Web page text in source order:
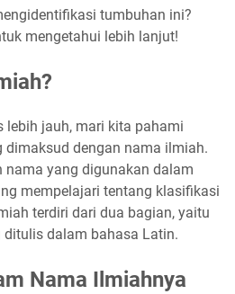
tumbuhan ini?
mengetahui lebih lanjut!
lebih jauh, mari kita pahami
dimaksud dengan nama ilmiah.
nama yang digunakan dalam
mempelajari tentang klasifikasi
terdiri dari dua bagian, yaitu
ditulis dalam bahasa Latin.
Nama Ilmiahnya